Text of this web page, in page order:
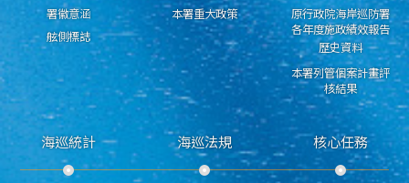
署徽意涵
舷側標誌
本署重大政策
原行政院海岸巡防署
各年度施政績效報告
歷史資料
本署列管個案計畫評
核結果
海巡統計 海巡法規 核心任務